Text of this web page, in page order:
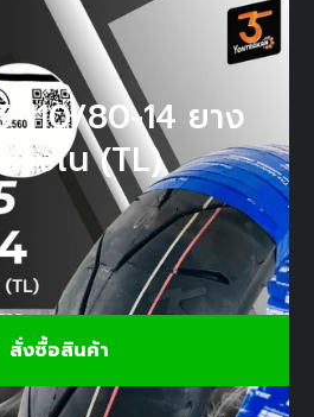
110/80-14 ยาง
างใน (TL)
สั่งซื้อสินค้า